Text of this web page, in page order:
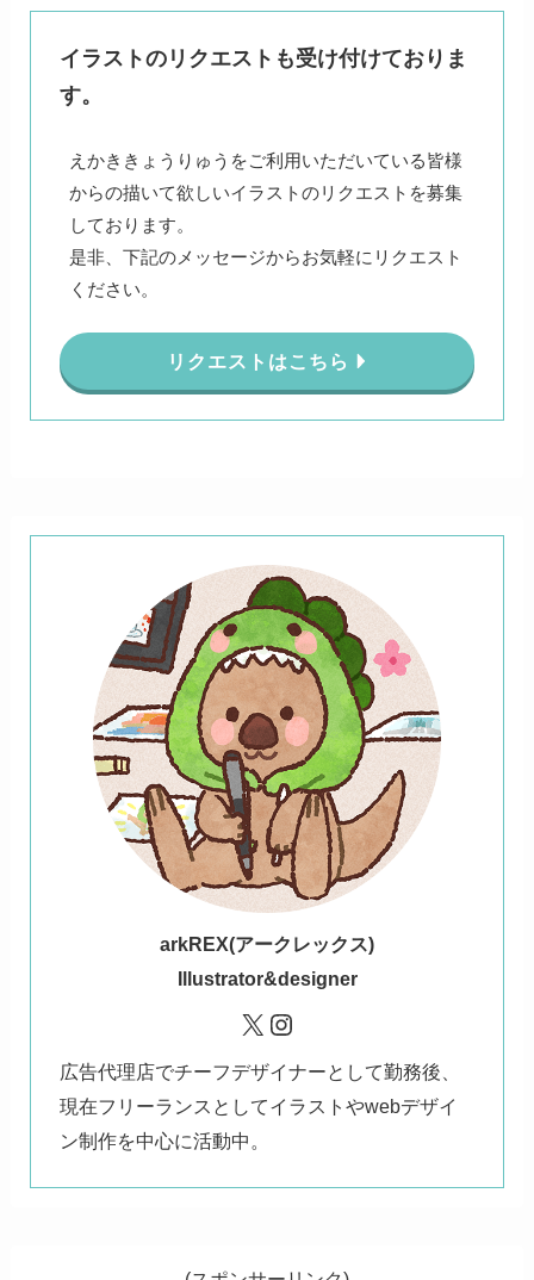
イラストのリクエストも受け付けておりま
す。
えかききょうりゅうをご利用いただいている皆様
からの描いて欲しいイラストのリクエストを募集
しております。
是非、下記のメッセージからお気軽にリクエスト
ください。
リクエストはこちら
arkREX(アークレックス)
Illustrator&designer
X Instagram
広告代理店でチーフデザイナーとして勤務後、
現在フリーランスとしてイラストやwebデザイ
ン制作を中心に活動中。